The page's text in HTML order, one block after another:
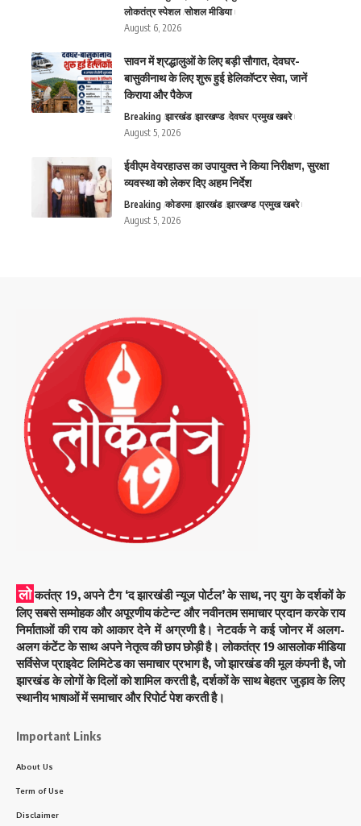
लोकतंत्र स्पेशल सोशल मीडिया
August 6, 2026
सावन में श्रद्धालुओं के लिए बड़ी सौगात, देवघर-
बासुकीनाथ के लिए शुरू हुई हेलिकॉप्टर सेवा, जानें
किराया और पैकेज
Breaking झारखंड झारखण्ड देवघर प्रमुख खबरे
August 5, 2026
ईवीएम वेयरहाउस का उपायुक्त ने किया निरीक्षण, सुरक्षा
व्यवस्था को लेकर दिए अहम निर्देश
Breaking कोडरमा झारखंड झारखण्ड प्रमुख खबरे
August 5, 2026
लो कतंत्र 19, अपने टैग ‘द झारखंडी न्यूज पोर्टल’ के साथ, नए युग के दर्शकों के
लिए सबसे सम्मोहक और अपूरणीय कंटेन्ट और नवीनतम समाचार प्रदान करके राय
निर्माताओं की राय को आकार देने में अग्रणी है। नेटवर्क ने कई जोनर में अलग-
अलग कंटेंट के साथ अपने नेतृत्व की छाप छोड़ी है। लोकतंत्र 19 आसलोक मीडिया
सर्विसेज प्राइवेट लिमिटेड का समाचार प्रभाग है, जो झारखंड की मूल कंपनी है, जो
झारखंड के लोगों के दिलों को शामिल करती है, दर्शकों के साथ बेहतर जुड़ाव के लिए
स्थानीय भाषाओं में समाचार और रिपोर्ट पेश करती है।
Important Links
About Us
Term of Use
Disclaimer